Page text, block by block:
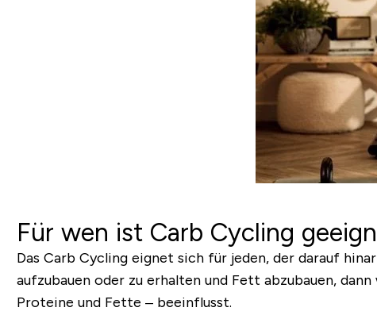
Für wen ist Carb Cycling
Das Carb Cycling eignet sich für jeden, der darauf
aufzubauen oder zu erhalten und Fett abzubauen,
Proteine und Fette – beeinflusst.